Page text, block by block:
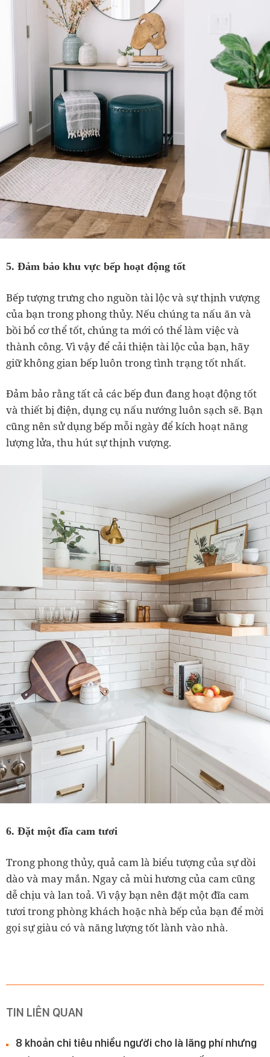
5. Đảm bảo khu vực bếp hoạt động tốt
Bếp tượng trưng cho nguồn tài lộc và sự thịnh vượng
của bạn trong phong thủy. Nếu chúng ta nấu ăn và
bồi bổ cơ thể tốt, chúng ta mới có thể làm việc và
thành công. Vì vậy để cải thiện tài lộc của bạn, hãy
giữ không gian bếp luôn trong tình trạng tốt nhất.
Đảm bảo rằng tất cả các bếp đun đang hoạt động tốt
và thiết bị điện, dụng cụ nấu nướng luôn sạch sẽ. Bạn
cũng nên sử dụng bếp mỗi ngày để kích hoạt năng
lượng lửa, thu hút sự thịnh vượng.
6. Đặt một đĩa cam tươi
Trong phong thủy, quả cam là biểu tượng của sự dồi
dào và may mắn. Ngay cả mùi hương của cam cũng
dễ chịu và lan toả. Vì vậy bạn nên đặt một đĩa cam
tươi trong phòng khách hoặc nhà bếp của bạn để mời
gọi sự giàu có và năng lượng tốt lành vào nhà.
TIN LIÊN QUAN
8 khoản chi tiêu nhiều người cho là lãng phí nhưng